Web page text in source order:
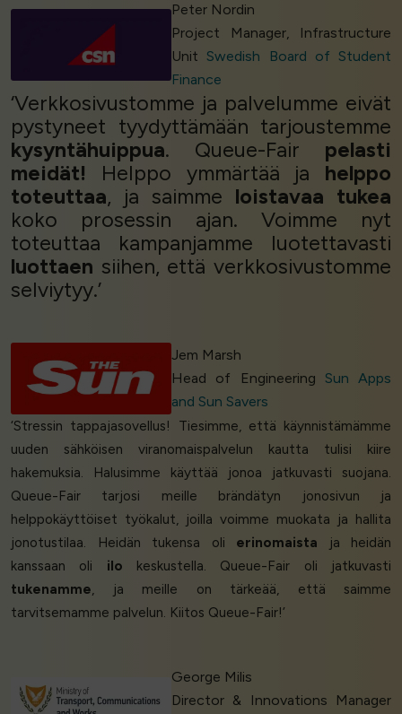
Peter Nordin
Project Manager, Infrastructure
Unit Swedish Board of Student
Finance
‘Verkkosivustomme ja palvelumme eivät
pystyneet tyydyttämään tarjoustemme
kysyntähuippua. Queue-Fair pelasti
meidät! Helppo ymmärtää ja helppo
toteuttaa, ja saimme loistavaa tukea
koko prosessin ajan. Voimme nyt
toteuttaa kampanjamme luotettavasti
luottaen siihen, että verkkosivustomme
selviytyy.’
Jem Marsh
Head of Engineering Sun Apps
and Sun Savers
‘Stressin tappajasovellus! Tiesimme, että käynnistämämme
uuden sähköisen viranomaispalvelun kautta tulisi kiire
hakemuksia. Halusimme käyttää jonoa jatkuvasti suojana.
Queue-Fair tarjosi meille brändätyn jonosivun ja
helppokäyttöiset työkalut, joilla voimme muokata ja hallita
jonotustilaa. Heidän tukensa oli erinomaista ja heidän
kanssaan oli ilo keskustella. Queue-Fair oli jatkuvasti
tukenamme, ja meille on tärkeää, että saimme
tarvitsemamme palvelun. Kiitos Queue-Fair!’
George Milis
Director & Innovations Manager